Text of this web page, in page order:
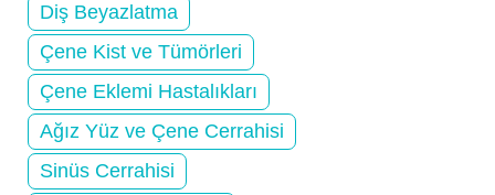
Diş Beyazlatma
Çene Kist ve Tümörleri
Çene Eklemi Hastalıkları
Ağız Yüz ve Çene Cerrahisi
Sinüs Cerrahisi